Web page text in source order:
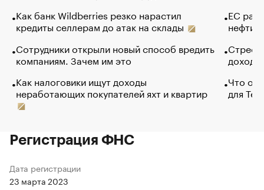
Как банк Wildberries резко нарастил
кредиты селлерам до атак на склады
Сотрудники открыли новый способ вредить
компаниям. Зачем им это
Как налоговики ищут доходы
неработающих покупателей яхт и квартир
ЕС
нефти
Что
для
Регистрация ФНС
Дата регистрации
23 марта 2023